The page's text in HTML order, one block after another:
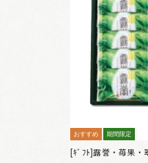
おすすめ 期間限定
[ｷﾞﾌﾄ]露誉・苺果